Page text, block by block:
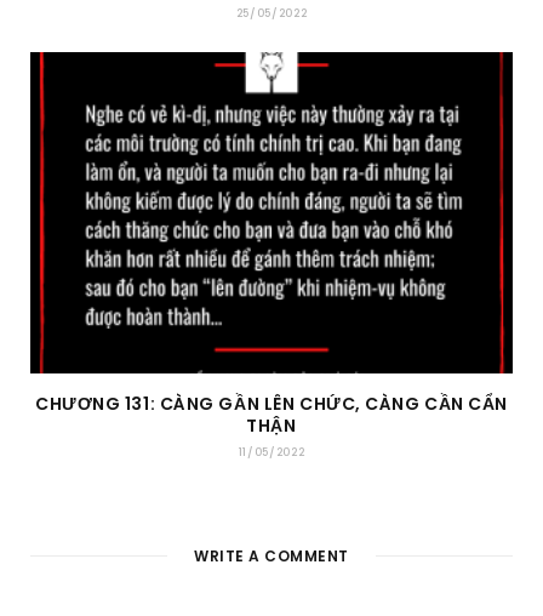
25/05/2022
CHƯƠNG 131: CÀNG GẦN LÊN CHỨC, CÀNG CẦN CẨN
THẬN
11/05/2022
WRITE A COMMENT